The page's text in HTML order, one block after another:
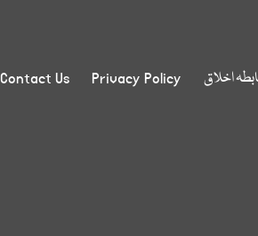
اخلاق Privacy Policy
Contact Us